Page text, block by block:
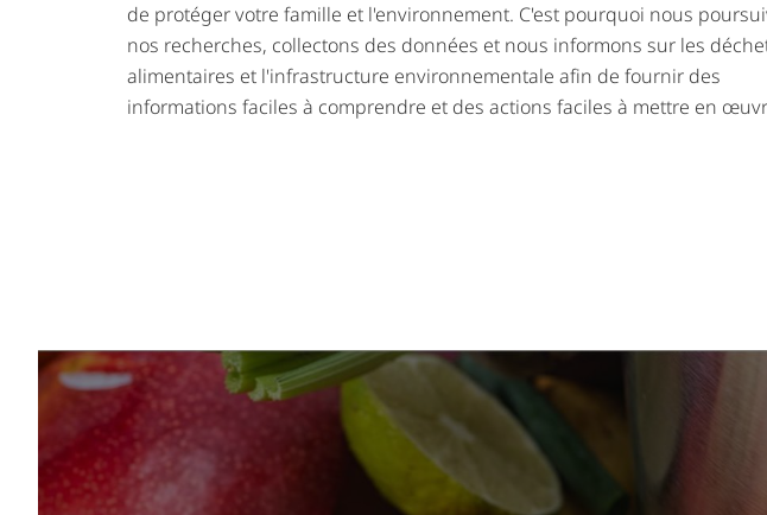
de protéger votre famille et l'environnement. C'est pourquoi nous
nos recherches, collectons des données et nous informons sur les
alimentaires et l'infrastructure environnementale afin de fournir des
informations faciles à comprendre et des actions faciles à mettre en